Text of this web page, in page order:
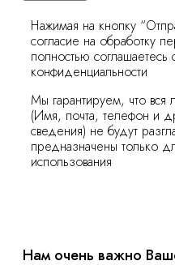
Нажимая на кнопку
согласие на обработку
полностью соглашаетесь
конфиденциальности
Мы гарантируем, что вся
(Имя, почта, телефон и
сведения) не будут
предназначены только
использования
Нам очень важно